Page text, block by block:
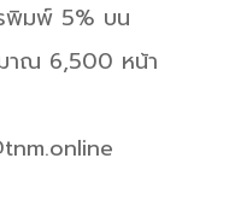
พิมพ์ 5% บน
าณ 6,500 หน้า